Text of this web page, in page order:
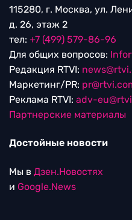
115280, г. Москва, ул.
д. 26, этаж 2
тел: +7 (499) 579-86-96
Для общих вопросов:
Редакция RTVI:
Маркетинг/PR:
Реклама RTVI: adv-
Партнерские материалы
Достойные новости
Мы в Дзен.Новостях
и Google.News